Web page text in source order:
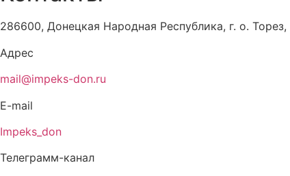
286600, Донецкая Народная Республика, г. о.
Адрес
mail@impeks-don.ru
E-mail
Impeks_don
Телеграмм-канал